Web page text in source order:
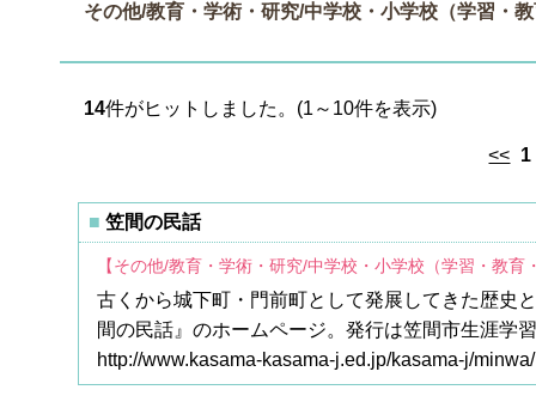
その他/教育・学術・研究/中学校・小学校（学習・
14件がヒットしました。(1～10件を表示)
<< 1
笠間の民話
【その他/教育・学術・研究/中学校・小学校（学習・教育
古くから城下町・門前町として発展してきた歴史
間の民話』のホームページ。発行は笠間市生涯学
http://www.kasama-kasama-j.ed.jp/kasama-j/